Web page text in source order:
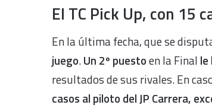
El TC Pick Up, con 15
En la última fecha, que se
juego.Un 2º puestoen la Final
resultados de sus rivales. En
casos al piloto del JP Carrera,